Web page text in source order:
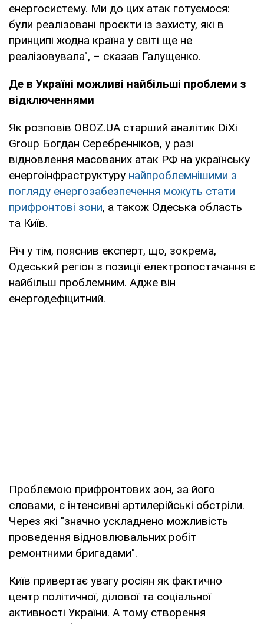
енергосистему. Ми до цих атак готуємося:
були реалізовані проєкти із захисту, які в
принципі жодна країна у світі ще не
реалізовувала", – сказав Галущенко.
Де в Україні можливі найбільші проблеми з
відключеннями
Як розповів OBOZ.UA старший аналітик DiXi
Group Богдан Серебренніков, у разі
відновлення масованих атак РФ на українську
енергоінфраструктуру найпроблемнішими з
погляду енергозабезпечення можуть стати
прифронтові зони, а також Одеська область
та Київ.
Річ у тім, пояснив експерт, що, зокрема,
Одеський регіон з позиції електропостачання є
найбільш проблемним. Адже він
енергодефіцитний.
Проблемою прифронтових зон, за його
словами, є інтенсивні артилерійські обстріли.
Через які "значно ускладнено можливість
проведення відновлювальних робіт
ремонтними бригадами".
Київ привертає увагу росіян як фактично
центр політичної, ділової та соціальної
активності України. А тому створення